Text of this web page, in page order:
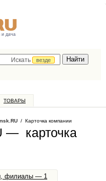
и дача
Искать
везде
ТОВАРЫ
/ Карточка компании
— карточка
филиалы — 1